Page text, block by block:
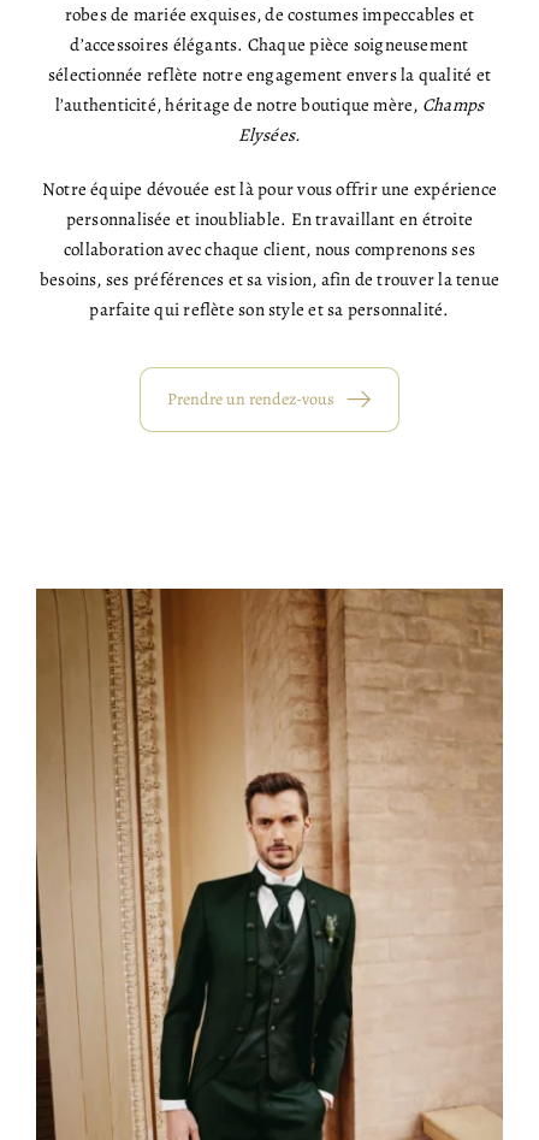
robes de mariée exquises, de costumes impeccables et
d’accessoires élégants. Chaque pièce soigneusement
sélectionnée reflète notre engagement envers la qualité et
l’authenticité, héritage de notre boutique mère, Champs
Elysées.
Notre équipe dévouée est là pour vous offrir une expérience
personnalisée et inoubliable. En travaillant en étroite
collaboration avec chaque client, nous comprenons ses
besoins, ses préférences et sa vision, afin de trouver la tenue
parfaite qui reflète son style et sa personnalité.
Prendre un rendez-vous